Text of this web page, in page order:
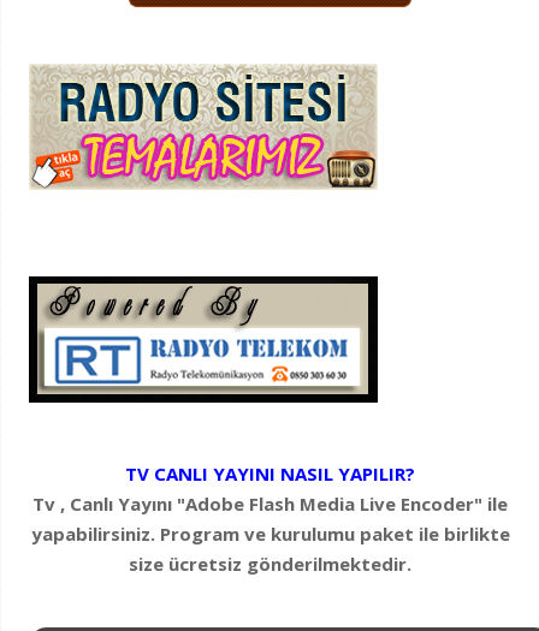
TV CANLI YAYINI NASIL YAPILIR?
Tv , Canlı Yayını "Adobe Flash Media Live Encoder" ile
yapabilirsiniz. Program ve kurulumu paket ile birlikte
size ücretsiz gönderilmektedir.